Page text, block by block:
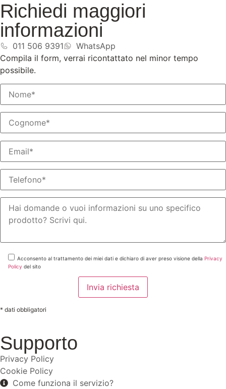
Richiedi maggiori
informazioni
011 506 9391
WhatsApp
Compila il form, verrai ricontattato nel minor tempo
possibile.
Acconsento al trattamento dei miei dati e dichiaro di aver preso visione della Privacy
Policy del sito
* dati obbligatori
Supporto
Privacy Policy
Cookie Policy
Come funziona il servizio?